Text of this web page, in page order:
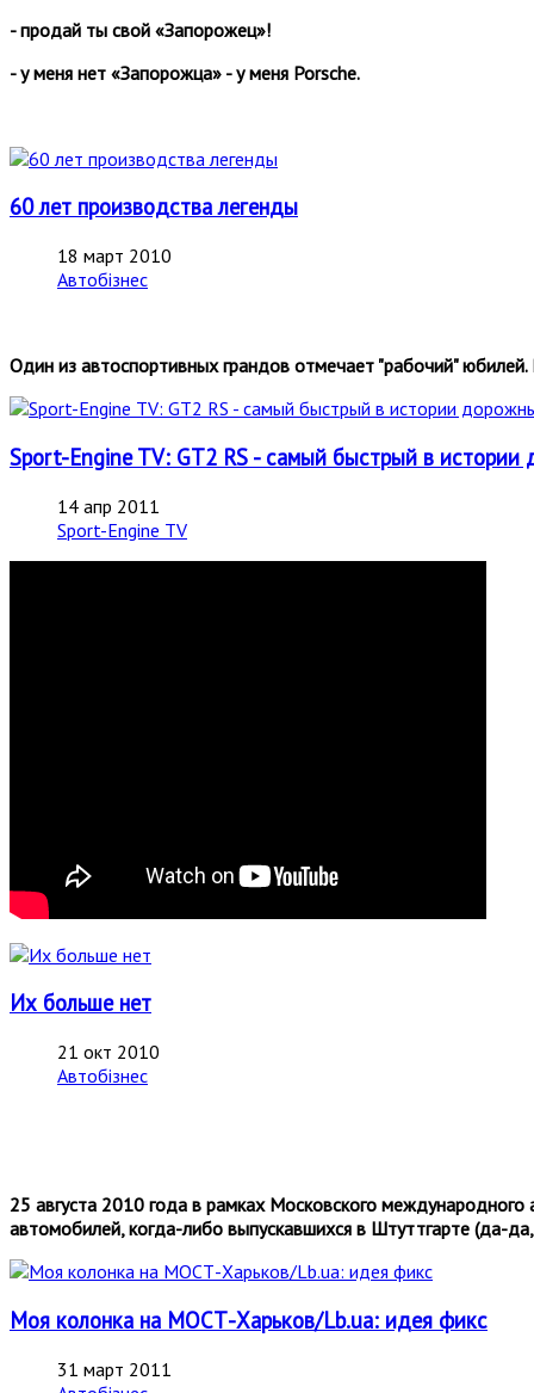
- продай ты свой «Запорожец»!
- у меня нет «Запорожца» - у меня Porsche.
60 лет производства легенды
18 март 2010
Автобізнес
Один из автоспортивных грандов отмечает "рабочий"
Sport-Engine TV: GT2 RS - самый быстрый в истории
14 апр 2011
Sport-Engine TV
Их больше нет
21 окт 2010
Автобізнес
25 августа 2010 года в рамках Московского
автомобилей, когда-либо выпускавшихся в Штуттгарте (да-
Моя колонка на МОСТ-Харьков/Lb.ua: идея фикс
31 март 2011